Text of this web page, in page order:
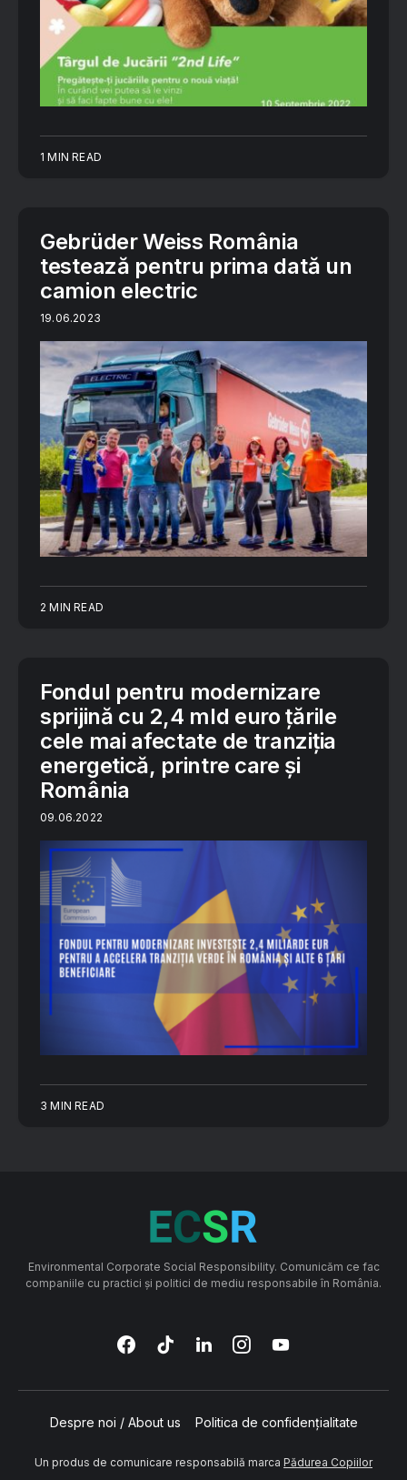
1 MIN READ
Gebrüder Weiss România
testează pentru prima dată un
camion electric
19.06.2023
2 MIN READ
Fondul pentru modernizare
sprijină cu 2,4 mld euro țările
cele mai afectate de tranziția
energetică, printre care și
România
09.06.2022
3 MIN READ
Environmental Corporate Social Responsibility. Comunicăm ce fac
companiile cu practici și politici de mediu responsabile în România.
Despre noi / About us Politica de confidențialitate
Un produs de comunicare responsabilă marca Pădurea Copiilor